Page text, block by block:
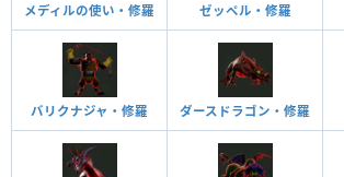
メディルの使い・修羅 ゼッペル・修羅
バリクナジャ・修羅 ダースドラゴン・修羅